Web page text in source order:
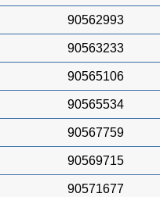
90562993
90563233
90565106
90565534
90567759
90569715
90571677